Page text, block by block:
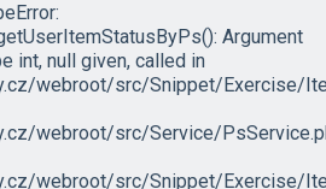
Argument
int, null given, called in
webroot/src/Snippet/Exercise/
webroot/src/Service/
webroot/src/Snippet/Exercise/